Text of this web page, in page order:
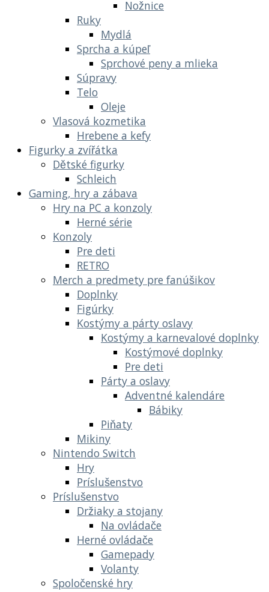
Nožnice
Ruky
Mydlá
Sprcha a kúpeľ
Sprchové peny a mlieka
Súpravy
Telo
Oleje
Vlasová kozmetika
Hrebene a kefy
Figurky a zvířátka
Dětské figurky
Schleich
Gaming, hry a zábava
Hry na PC a konzoly
Herné série
Konzoly
Pre deti
RETRO
Merch a predmety pre fanúšikov
Doplnky
Figúrky
Kostýmy a párty oslavy
Kostýmy a karnevalové doplnky
Kostýmové doplnky
Pre deti
Párty a oslavy
Adventné kalendáre
Bábiky
Piňaty
Mikiny
Nintendo Switch
Hry
Príslušenstvo
Príslušenstvo
Držiaky a stojany
Na ovládače
Herné ovládače
Gamepady
Volanty
Spoločenské hry